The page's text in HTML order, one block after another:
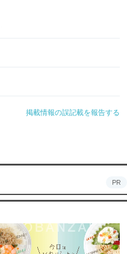
掲載情報の誤記載を報告する
PR